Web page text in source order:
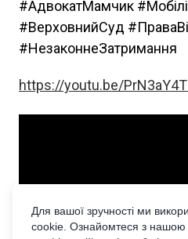
#АдвокатМамчик
#ВерховнийСуд
#НезаконнеЗатримання
https://youtu.be/
Для вашої зручності ми
cookie. Ознайомтеся з нашою